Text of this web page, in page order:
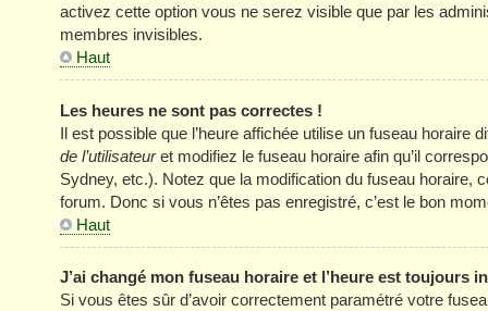
activez cette option vous ne serez visible que par les
membres invisibles.
Haut
Les heures ne sont pas correctes !
Il est possible que l’heure affichée utilise un fuseau
de l’utilisateuret modifiez le fuseau horaire afin qu’il
Sydney, etc.). Notez que la modification du fuseau horaire,
forum. Donc si vous n’êtes pas enregistré, c’est le bon
Haut
J’ai changé mon fuseau horaire et l’heure est toujours
Si vous êtes sûr d’avoir correctement paramétré votre